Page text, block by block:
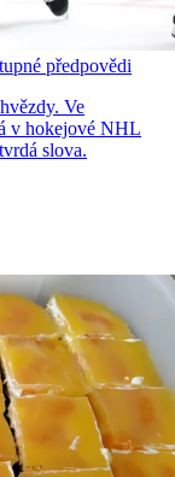
předpovědi
Ve
v hokejové NHL
slova.